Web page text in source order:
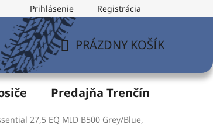
na odstúpenie od zmluvy
Prihlásenie Registrácia
KOŠÍK
PRÁZDNY KOŠÍK
Predajňa Trenčín
27,5 EQ MID B500 Grey/Blue,